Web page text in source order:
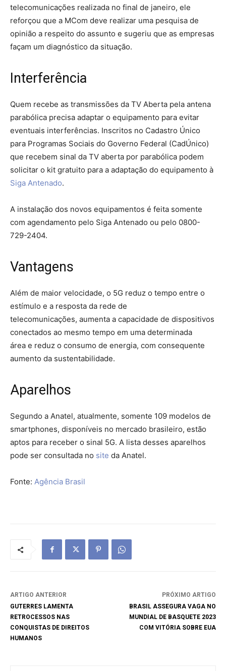
telecomunicações realizada no final de janeiro, ele
reforçou que a MCom deve realizar uma pesquisa de
opinião a respeito do assunto e sugeriu que as empresas
façam um diagnóstico da situação.
Interferência
Quem recebe as transmissões da TV Aberta pela antena
parabólica precisa adaptar o equipamento para evitar
eventuais interferências. Inscritos no Cadastro Único
para Programas Sociais do Governo Federal (CadÚnico)
que recebem sinal da TV aberta por parabólica podem
solicitar o kit gratuito para a adaptação do equipamento à
Siga Antenado.
A instalação dos novos equipamentos é feita somente
com agendamento pelo Siga Antenado ou pelo 0800-
729-2404.
Vantagens
Além de maior velocidade, o 5G reduz o tempo entre o
estímulo e a resposta da rede de
telecomunicações, aumenta a capacidade de dispositivos
conectados ao mesmo tempo em uma determinada
área e reduz o consumo de energia, com consequente
aumento da sustentabilidade.
Aparelhos
Segundo a Anatel, atualmente, somente 109 modelos de
smartphones, disponíveis no mercado brasileiro, estão
aptos para receber o sinal 5G. A lista desses aparelhos
pode ser consultada no site da Anatel.
Fonte: Agência Brasil
ARTIGO ANTERIOR
GUTERRES LAMENTA
RETROCESSOS NAS
CONQUISTAS DE DIREITOS
HUMANOS
PRÓXIMO ARTIGO
BRASIL ASSEGURA VAGA NO
MUNDIAL DE BASQUETE 2023
COM VITÓRIA SOBRE EUA